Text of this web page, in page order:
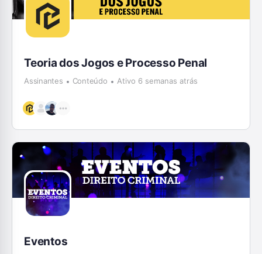
Teoria dos Jogos e Processo Penal
Assinantes Conteúdo Ativo 6 semanas atrás
Eventos